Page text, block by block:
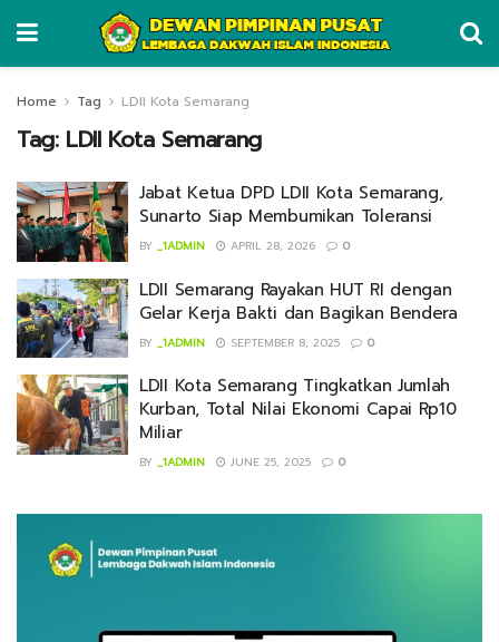
Home Tag LDII Kota Semarang
Tag: LDII Kota Semarang
Jabat Ketua DPD LDII Kota Semarang,
Sunarto Siap Membumikan Toleransi
BY _1ADMIN APRIL 28, 2026 0
LDII Semarang Rayakan HUT RI dengan
Gelar Kerja Bakti dan Bagikan Bendera
BY _1ADMIN SEPTEMBER 8, 2025 0
LDII Kota Semarang Tingkatkan Jumlah
Kurban, Total Nilai Ekonomi Capai Rp10
Miliar
BY _1ADMIN JUNE 25, 2025 0